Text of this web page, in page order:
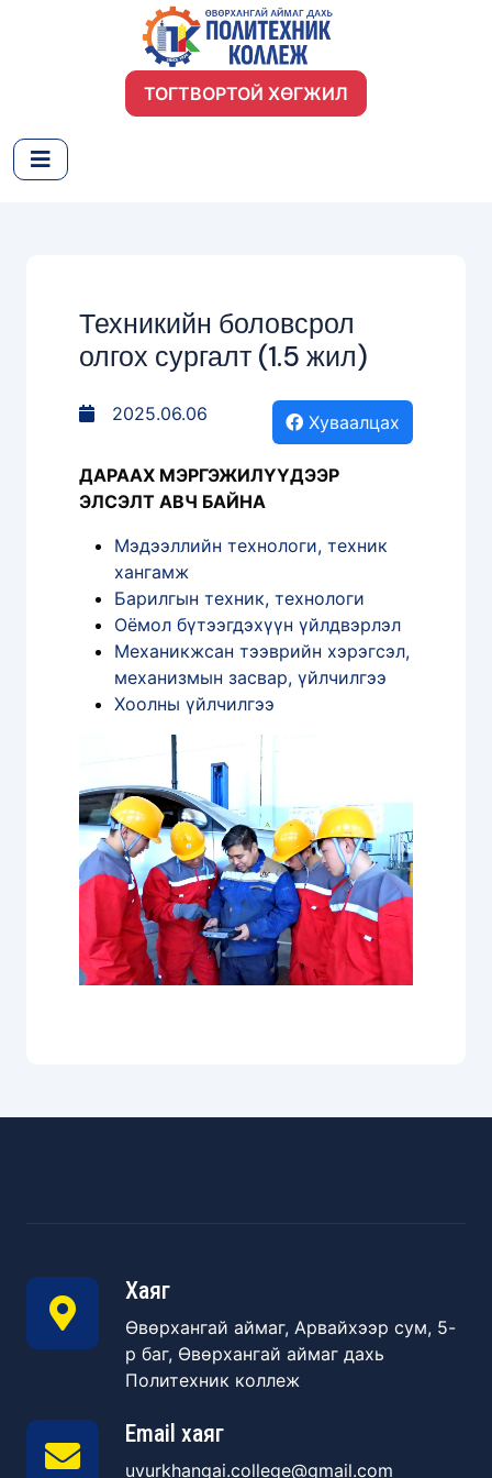
ТОГТВОРТОЙ ХӨГЖИЛ
Техникийн боловсрол
олгох сургалт (1.5 жил)
2025.06.06 Хуваалцах
ДАРААХ МЭРГЭЖИЛҮҮДЭЭР
ЭЛСЭЛТ АВЧ БАЙНА
Мэдээллийн технологи, техник
хангамж
Барилгын техник, технологи
Оёмол бүтээгдэхүүн үйлдвэрлэл
Механикжсан тээврийн хэрэгсэл,
механизмын засвар, үйлчилгээ
Хоолны үйлчилгээ
Хаяг
Өвөрхангай аймаг, Арвайхээр сум, 5-
р баг, Өвөрхангай аймаг дахь
Политехник коллеж
Email хаяг
uvurkhangai.college@gmail.com